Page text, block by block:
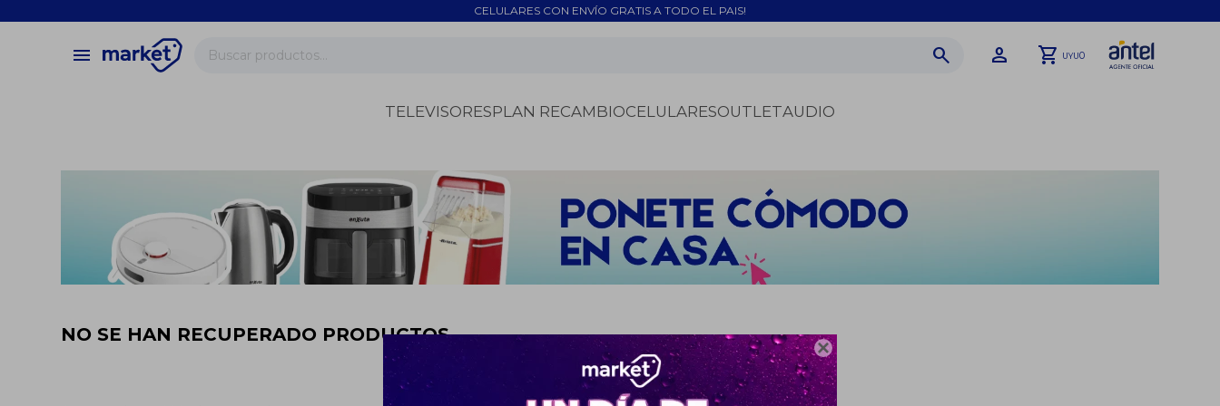

CELULARES CON ENVÍO GRATIS A TODO EL PAIS!
menu UYU0
TELEVISORESPLAN RECAMBIOCELULARESOUTLETAUDIO
NO SE HAN RECUPERADO PRODUCTOS
close
store